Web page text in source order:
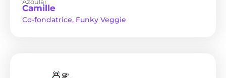
Camille
Co-fondatrice, Funky Veggie